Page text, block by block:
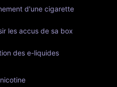
d'une cigarette
les accus de sa box
des e-liquides